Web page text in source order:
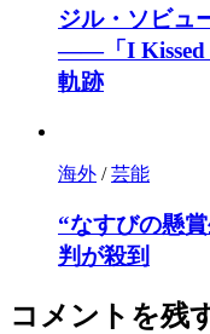
ジル・ソビュ
――「I Kissed
軌跡
海外 /芸能
“なすびの懸
判が殺到
コメントを残